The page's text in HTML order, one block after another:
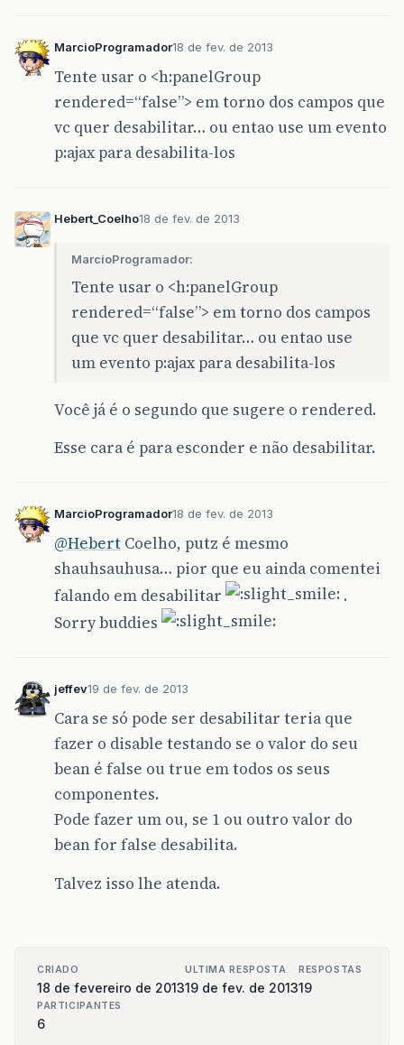
MarcioProgramador18 de fev. de 2013
Tente usar o <h:panelGroup
rendered=“false”> em torno dos campos que
vc quer desabilitar… ou entao use um evento
p:ajax para desabilita-los
Hebert_Coelho18 de fev. de 2013
MarcioProgramador:
Tente usar o <h:panelGroup
rendered=“false”> em torno dos campos
que vc quer desabilitar… ou entao use
um evento p:ajax para desabilita-los
Você já é o segundo que sugere o rendered.
Esse cara é para esconder e não desabilitar.
MarcioProgramador18 de fev. de 2013
@Hebert Coelho, putz é mesmo
shauhsauhusa… pior que eu ainda comentei
falando em desabilitar
.
Sorry buddies
jeffev19 de fev. de 2013
Cara se só pode ser desabilitar teria que
fazer o disable testando se o valor do seu
bean é false ou true em todos os seus
componentes.
Pode fazer um ou, se 1 ou outro valor do
bean for false desabilita.
Talvez isso lhe atenda.
CRIADO
18 de fevereiro de 2013
ULTIMA RESPOSTA
19 de fev. de 2013
RESPOSTAS
19
PARTICIPANTES
6